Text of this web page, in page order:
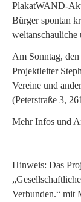
PlakatWAND-
Bürger spontan
weltanschauliche
Am Sonntag,
Projektleiter
Vereine und
(Peterstraße 3,
Mehr Infos und
Hinweis: Das
Verbunden.“ mit